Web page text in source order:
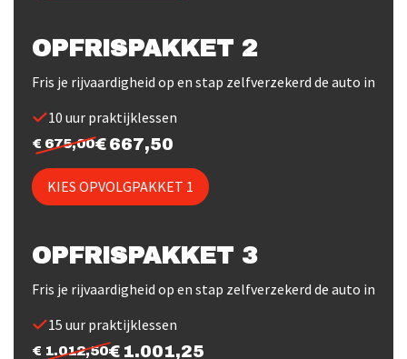
OPFRISPAKKET 2
Fris je rijvaardigheid op en stap zelfverzekerd de auto in
10 uur praktijklessen
675,00 667,50
KIES OPVOLGPAKKET 1
OPFRISPAKKET 3
Fris je rijvaardigheid op en stap zelfverzekerd de auto in
15 uur praktijklessen
1.012,50 1.001,25